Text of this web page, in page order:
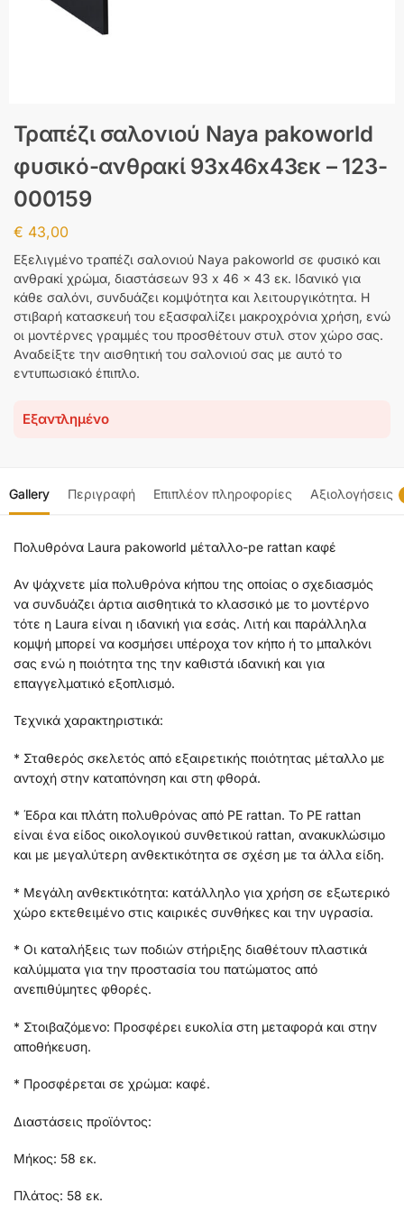
Τραπέζι σαλονιού Naya pakoworld
φυσικό-ανθρακί 93x46x43εκ – 123-
000159
€ 43,00
Εξελιγμένο τραπέζι σαλονιού Naya pakoworld σε φυσικό και
ανθρακί χρώμα, διαστάσεων 93 x 46 x 43 εκ. Ιδανικό για
κάθε σαλόνι, συνδυάζει κομψότητα και λειτουργικότητα. Η
στιβαρή κατασκευή του εξασφαλίζει μακροχρόνια χρήση, ενώ
οι μοντέρνες γραμμές του προσθέτουν στυλ στον χώρο σας.
Αναδείξτε την αισθητική του σαλονιού σας με αυτό το
εντυπωσιακό έπιπλο.
Εξαντλημένο
Gallery Περιγραφή Επιπλέον πληροφορίες Αξιολογήσεις
Πολυθρόνα Laura pakoworld μέταλλο-pe rattan καφέ
Αν ψάχνετε μία πολυθρόνα κήπου της οποίας ο σχεδιασμός
να συνδυάζει άρτια αισθητικά το κλασσικό με το μοντέρνο
τότε η Laura είναι η ιδανική για εσάς. Λιτή και παράλληλα
κομψή μπορεί να κοσμήσει υπέροχα τον κήπο ή το μπαλκόνι
σας ενώ η ποιότητα της την καθιστά ιδανική και για
επαγγελματικό εξοπλισμό.
Τεχνικά χαρακτηριστικά:
* Σταθερός σκελετός από εξαιρετικής ποιότητας μέταλλο με
αντοχή στην καταπόνηση και στη φθορά.
* Έδρα και πλάτη πολυθρόνας από PE rattan. Το PE rattan
είναι ένα είδος οικολογικού συνθετικού rattan, ανακυκλώσιμο
και με μεγαλύτερη ανθεκτικότητα σε σχέση με τα άλλα είδη.
* Μεγάλη ανθεκτικότητα: κατάλληλο για χρήση σε εξωτερικό
χώρο εκτεθειμένο στις καιρικές συνθήκες και την υγρασία.
* Οι καταλήξεις των ποδιών στήριξης διαθέτουν πλαστικά
καλύμματα για την προστασία του πατώματος από
ανεπιθύμητες φθορές.
* Στοιβαζόμενο: Προσφέρει ευκολία στη μεταφορά και στην
αποθήκευση.
* Προσφέρεται σε χρώμα: καφέ.
Διαστάσεις προϊόντος:
Μήκος: 58 εκ.
Πλάτος: 58 εκ.